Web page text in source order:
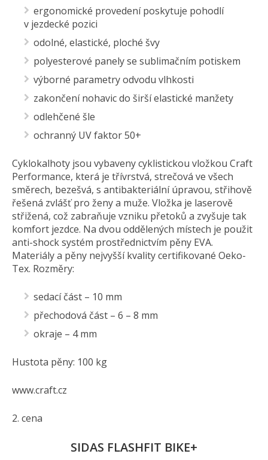
ergonomické provedení poskytuje pohodlí
v jezdecké pozici
odolné, elastické, ploché švy
polyesterové panely se sublimačním potiskem
výborné parametry odvodu vlhkosti
zakončení nohavic do širší elastické manžety
odlehčené šle
ochranný UV faktor 50+
Cyklokalhoty jsou vybaveny cyklistickou vložkou Craft
Performance, která je třívrstvá, strečová ve všech
směrech, bezešvá, s antibakteriální úpravou, střihově
řešená zvlášť pro ženy a muže. Vložka je laserově
střižená, což zabraňuje vzniku přetoků a zvyšuje tak
komfort jezdce. Na dvou oddělených místech je použit
anti-shock systém prostřednictvím pěny EVA.
Materiály a pěny nejvyšší kvality certifikované Oeko-
Tex. Rozměry:
sedací část – 10 mm
přechodová část – 6 – 8 mm
okraje – 4 mm
Hustota pěny: 100 kg
www.craft.cz
2. cena
SIDAS FLASHFIT BIKE+